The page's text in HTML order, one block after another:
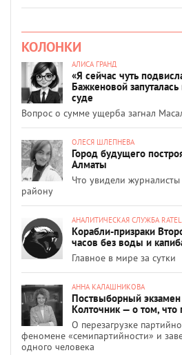
КОЛОНКИ
АЛИСА ГРАНД
«Я сейчас чуть
Бажкеновой
суде
Вопрос о сумме ущерба загнал
ОЛЕСЯ ШЛЕПНЕВА
Город будущего
Алматы
Что увидели
району
АНАЛИТИЧЕСКАЯ СЛУЖБА
Корабли-призраки
часов без воды и
Главное в мире за сутки
АННА КАЛАШНИКОВА
Поствыборный
Колточник — о том, что
О перезагрузке
феномене «семипартийности» и
одного человека